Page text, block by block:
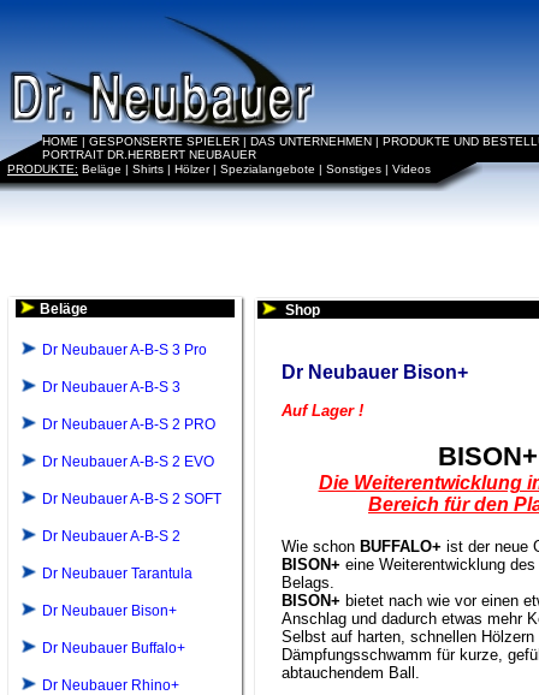
HOME | GESPONSERTE SPIELER | DAS UNTERNEHMEN | PRODUKTE UND
PORTRAIT DR.HERBERT NEUBAUER
PRODUKTE: Beläge | Shirts | Hölzer| Spezialangebote | Sonstiges | Videos
Beläge
Dr Neubauer A-B-S 3 Pro
Dr Neubauer A-B-S 3
Dr Neubauer A-B-S 2 PRO
Dr Neubauer A-B-S 2 EVO
Dr Neubauer A-B-S 2 SOFT
Dr Neubauer A-B-S 2
Dr Neubauer Tarantula
Dr Neubauer Bison+
Dr Neubauer Buffalo+
Dr Neubauer Rhino+
Shop
Dr Neubauer Bison+
Auf Lager !
BISON+
Die Weiterentwicklung
Bereich für den
Wie schon BUFFALO+ ist der neue
BISON+ eine Weiterentwicklung
Belags.
BISON+ bietet nach wie vor einen
Anschlag und dadurch etwas mehr
Selbst auf harten, schnellen Hölzern
Dämpfungsschwamm für kurze,
abtauchendem Ball.